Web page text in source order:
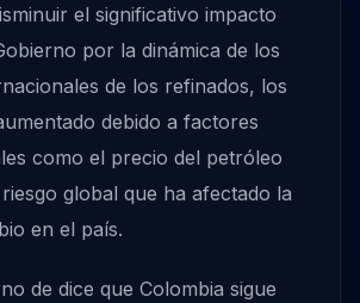
el significativo impacto
por la dinámica de los
de los refinados, los
debido a factores
como el precio del petróleo
global que ha afectado la
en el país.
de dice que Colombia sigue